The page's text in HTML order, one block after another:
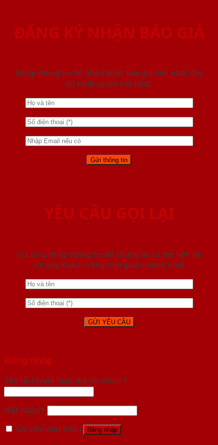
ĐĂNG KÝ NHẬN BÁO GIÁ
Nhập thông tin để nhận được báo giá mới nhât đầy
đủ nhất và chi tiết nhất.
YÊU CẦU GỌI LẠI
Vui lòng nhập thông tin để chúng tôi có thể liên hệ
với quý khách trong thời gian nhanh nhất.
Đăng nhập
Tên tài khoản hoặc địa chỉ email *
Mật khẩu *
Ghi nhớ mật khẩu
Đăng nhập